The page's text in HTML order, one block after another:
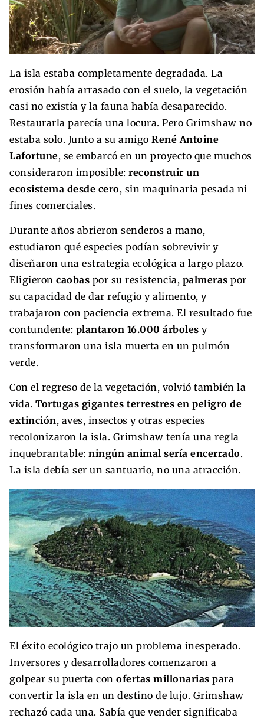
La isla estaba completamente degradada. La
erosión había arrasado con el suelo, la vegetación
casi no existía y la fauna había desaparecido.
Restaurarla parecía una locura. Pero Grimshaw no
estaba solo. Junto a su amigo René Antoine
Lafortune, se embarcó en un proyecto que muchos
consideraron imposible: reconstruir un
ecosistema desde cero, sin maquinaria pesada ni
fines comerciales.
Durante años abrieron senderos a mano,
estudiaron qué especies podían sobrevivir y
diseñaron una estrategia ecológica a largo plazo.
Eligieron caobas por su resistencia, palmeras por
su capacidad de dar refugio y alimento, y
trabajaron con paciencia extrema. El resultado fue
contundente: plantaron 16.000 árboles y
transformaron una isla muerta en un pulmón
verde.
Con el regreso de la vegetación, volvió también la
vida. Tortugas gigantes terrestres en peligro de
extinción, aves, insectos y otras especies
recolonizaron la isla. Grimshaw tenía una regla
inquebrantable: ningún animal sería encerrado.
La isla debía ser un santuario, no una atracción.
El éxito ecológico trajo un problema inesperado.
Inversores y desarrolladores comenzaron a
golpear su puerta con ofertas millonarias para
convertir la isla en un destino de lujo. Grimshaw
rechazó cada una. Sabía que vender significaba